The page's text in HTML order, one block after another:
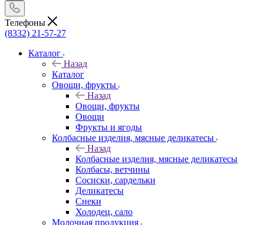
Телефоны
(8332) 21-57-27
Каталог
Назад
Каталог
Овощи, фрукты
Назад
Овощи, фрукты
Овощи
Фрукты и ягоды
Колбасные изделия, мясные деликатесы
Назад
Колбасные изделия, мясные деликатесы
Колбасы, ветчины
Сосиски, сардельки
Деликатесы
Снеки
Холодец, сало
Молочная продукция